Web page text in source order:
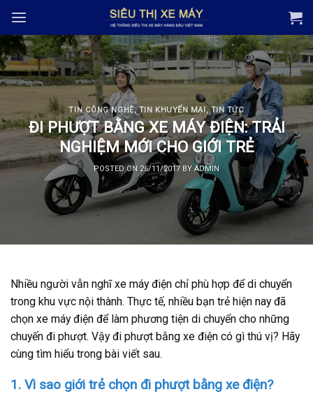
content
TIN CÔNG NGHỆ,TIN KHUYẾN MẠI,TIN TỨC
ĐI PHƯỢT BẰNG XE MÁY ĐIỆN: TRẢI
NGHIỆM MỚI CHO GIỚI TRẺ
POSTED ON 26/11/2017 BYADMIN
Nhiều người vẫn nghĩ xe máy điện chỉ phù hợp để di chuyển
trong khu vực nội thành. Thực tế, nhiều bạn trẻ hiện nay đã
chọn xe máy điện để làm phương tiện di chuyển cho những
chuyến đi phượt. Vậy đi phượt bằng xe điện có gì thú vị? Hãy
cùng tìm hiểu trong bài viết sau.
1. Vì sao giới trẻ chọn đi phượt bằng xe điện?